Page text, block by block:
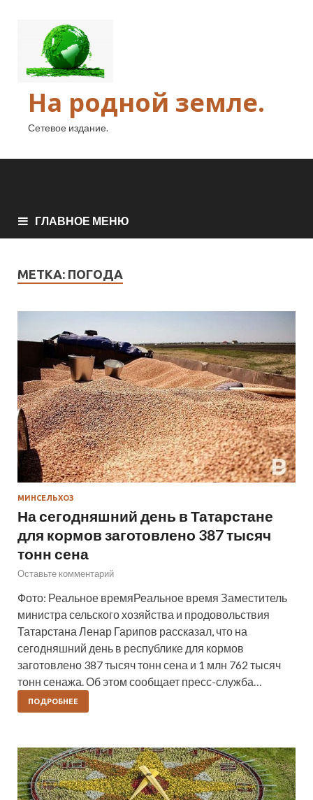
На родной земле.
Сетевое издание.
ГЛАВНОЕ МЕНЮ
МЕТКА: ПОГОДА
МИНСЕЛЬХОЗ
На сегодняшний день в Татарстане
для кормов заготовлено 387 тысяч
тонн сена
Оставьте комментарий
Фото: Реальное времяРеальное время Заместитель
министра сельского хозяйства и продовольствия
Татарстана Ленар Гарипов рассказал, что на
сегодняшний день в республике для кормов
заготовлено 387 тысяч тонн сена и 1 млн 762 тысяч
тонн сенажа. Об этом сообщает пресс-служба…
ПОДРОБНЕЕ